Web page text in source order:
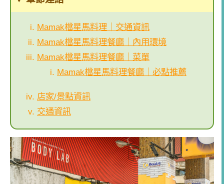
Mamak檔星馬料理｜交通資訊
Mamak檔星馬料理餐廳｜內用環境
Mamak檔星馬料理餐廳｜菜單
Mamak檔星馬料理餐廳｜必點推薦
店家/景點資訊
交通資訊